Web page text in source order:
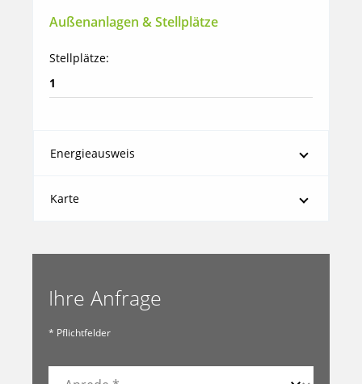
Außenanlagen & Stellplätze
Stellplätze:
1
Energieausweis
Karte
Ihre Anfrage
* Pflichtfelder